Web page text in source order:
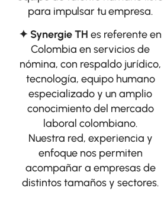
para impulsar tu empresa.
✦ Synergie TH es referente en
Colombia en servicios de
nómina, con respaldo jurídico,
tecnología, equipo humano
especializado y un amplio
conocimiento del mercado
laboral colombiano.
Nuestra red, experiencia y
enfoque nos permiten
acompañar a empresas de
distintos tamaños y sectores.